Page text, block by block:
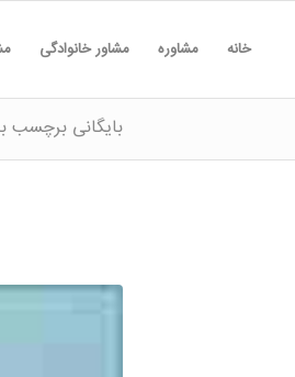
خانه مشاوره مشاور خانوادگی
بایگانی برچسب